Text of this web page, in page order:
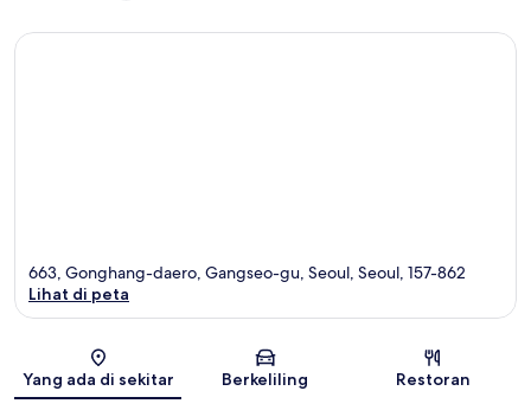
Peta
663, Gonghang-daero, Gangseo-gu, Seoul, Seoul, 157-862
Lihat di peta
Yang ada di sekitar Berkeliling Restoran